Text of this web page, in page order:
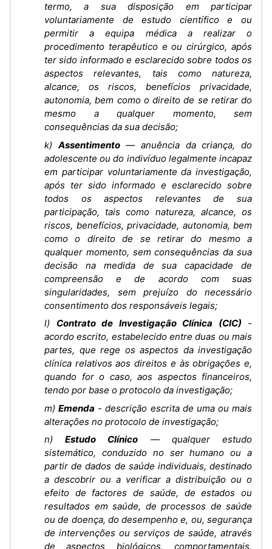
termo, a sua disposição em participar
voluntariamente de estudo científico e ou
permitir a equipa médica a realizar o
procedimento terapêutico e ou cirúrgico, após
ter sido informado e esclarecido sobre todos os
aspectos relevantes, tais como natureza,
alcance, os riscos, benefícios privacidade,
autonomia, bem como o direito de se retirar do
mesmo a qualquer momento, sem
consequências da sua decisão;
k) Assentimento— anuência da criança, do
adolescente ou do indivíduo legalmente incapaz
em participar voluntariamente da investigação,
após ter sido informado e esclarecido sobre
todos os aspectos relevantes de sua
participação, tais como natureza, alcance, os
riscos, benefícios, privacidade, autonomia, bem
como o direito de se retirar do mesmo a
qualquer momento, sem consequências da sua
decisão na medida de sua capacidade de
compreensão e de acordo com suas
singularidades, sem prejuízo do necessário
consentimento dos responsáveis legais;
l) Contrato de Investigação Clínica (CIC)-
acordo escrito, estabelecido entre duas ou mais
partes, que rege os aspectos da investigação
clínica relativos aos direitos e às obrigações e,
quando for o caso, aos aspectos financeiros,
tendo por base o protocolo da investigação;
m)Emenda - descrição escrita de uma ou mais
alterações no protocolo de investigação;
n)Estudo Clínico — qualquer estudo
sistemático, conduzido no ser humano ou a
partir de dados de saúde individuais, destinado
a descobrir ou a verificar a distribuição ou o
efeito de factores de saúde, de estados ou
resultados em saúde, de processos de saúde
ou de doença, do desempenho e, ou, segurança
de intervenções ou serviços de saúde, através
de aspectos biológicos, comportamentais,